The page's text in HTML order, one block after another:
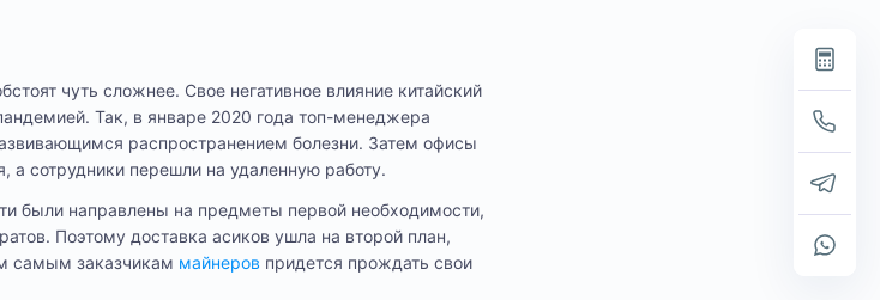
чуть сложнее. Свое негативное влияние китайский
Так, в январе 2020 года топ-менеджера
распространением болезни. Затем офисы
а сотрудники перешли на удаленную работу.
были направлены на предметы первой необходимости,
Поэтому доставка асиков ушла на второй план,
самым заказчикам майнеров придется прождать свои